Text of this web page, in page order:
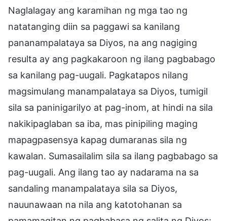
Naglalagay ang karamihan ng mga tao ng
natatanging diin sa paggawi sa kanilang
pananampalataya sa Diyos, na ang nagiging
resulta ay ang pagkakaroon ng ilang pagbabago
sa kanilang pag-uugali. Pagkatapos nilang
magsimulang manampalataya sa Diyos, tumigil
sila sa paninigarilyo at pag-inom, at hindi na sila
nakikipaglaban sa iba, mas pinipiling maging
mapagpasensya kapag dumaranas sila ng
kawalan. Sumasailalim sila sa ilang pagbabago sa
pag-uugali. Ang ilang tao ay nadarama na sa
sandaling manampalataya sila sa Diyos,
nauunawaan na nila ang katotohanan sa